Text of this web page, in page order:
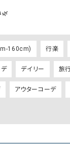
160cm) 行楽
デイリー 旅
アウターコーデ